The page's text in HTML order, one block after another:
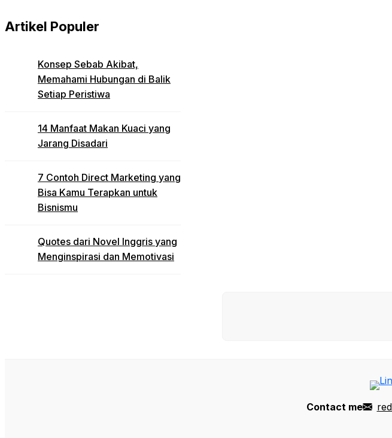
Artikel Populer
Konsep Sebab Akibat,
Memahami Hubungan di Balik
Setiap Peristiwa
14 Manfaat Makan Kuaci yang
Jarang Disadari
7 Contoh Direct Marketing yang
Bisa Kamu Terapkan untuk
Bisnismu
Quotes dari Novel Inggris yang
Menginspirasi dan Memotivasi
Contact me